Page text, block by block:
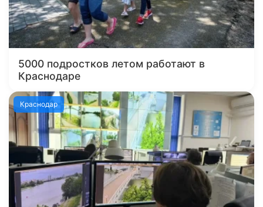
5000 подростков летом работают в
Краснодаре
Краснодар